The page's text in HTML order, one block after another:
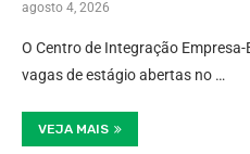
agosto 4, 2026
O Centro de Integração
vagas de estágio abertas no …
VEJA MAIS